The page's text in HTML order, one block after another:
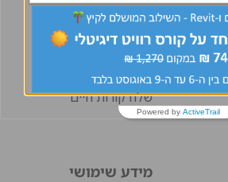
דרושים
לוח דרושים
מידע למועמדים
מידע למעסיקים
חבר מביא חבר
שלח קורות חיים
מידע שימושי
Powered by ActiveTrail